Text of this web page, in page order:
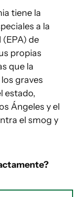
tiene la
a la
de
propias
que la
graves
estado,
Ángeles y el
el smog y